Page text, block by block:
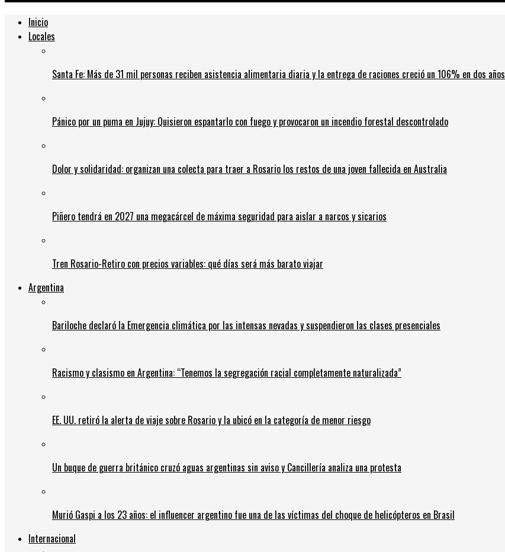
Inicio
Locales
Santa Fe: Más de 31 mil personas reciben asistencia alimentaria diaria y la entrega de raciones creció un 106% en dos años
Pánico por un puma en Jujuy: Quisieron espantarlo con fuego y provocaron un incendio forestal descontrolado
Dolor y solidaridad: organizan una colecta para traer a Rosario los restos de una joven fallecida en Australia
Piñero tendrá en 2027 una megacárcel de máxima seguridad para aislar a narcos y sicarios
Tren Rosario-Retiro con precios variables: qué días será más barato viajar
Argentina
Bariloche declaró la Emergencia climática por las intensas nevadas y suspendieron las clases presenciales
Racismo y clasismo en Argentina: “Tenemos la segregación racial completamente naturalizada”
EE. UU. retiró la alerta de viaje sobre Rosario y la ubicó en la categoría de menor riesgo
Un buque de guerra británico cruzó aguas argentinas sin aviso y Cancillería analiza una protesta
Murió Gaspi a los 23 años: el influencer argentino fue una de las víctimas del choque de helicópteros en Brasil
Internacional